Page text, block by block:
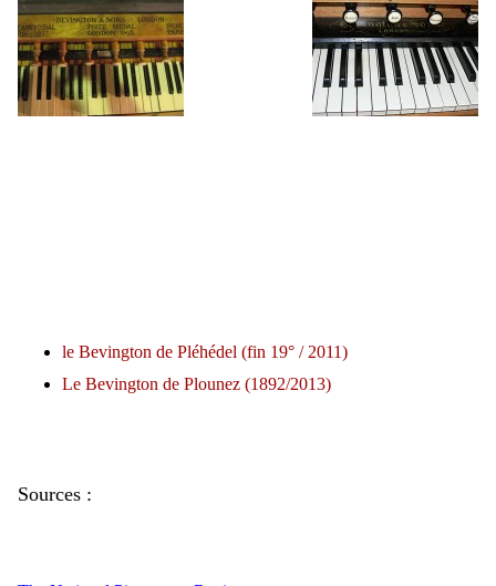
le Bevington de Pléhédel (fin 19° / 2011)
Le Bevington de Plounez (1892/2013)
Sources :